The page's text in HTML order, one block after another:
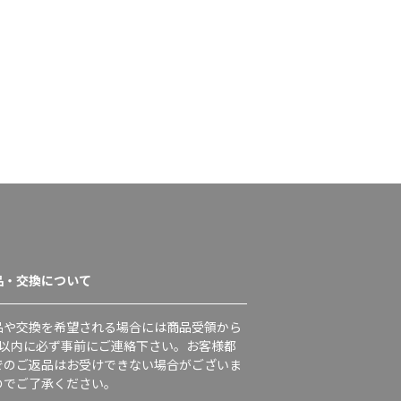
・交換について
や交換を希望される場合には商品受領から
内に必ず事前にご連絡下さい。お客様都
のご返品はお受けできない場合がございま
ご了承ください。